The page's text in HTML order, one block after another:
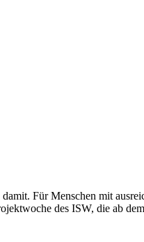
Für Menschen mit
des ISW, die ab